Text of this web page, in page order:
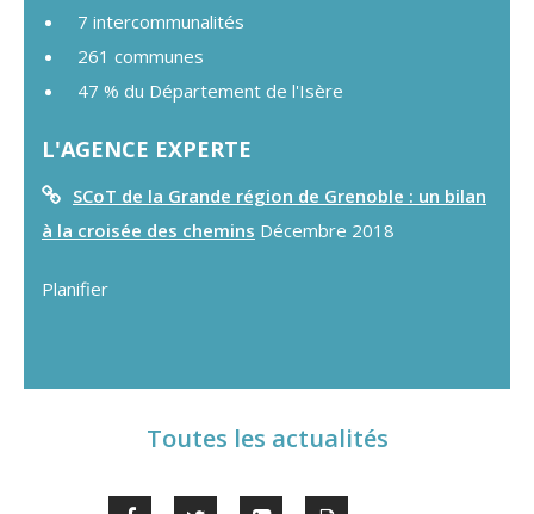
7 intercommunalités
261 communes
47 % du Département de l'Isère
L'AGENCE EXPERTE
SCoT de la Grande région de Grenoble : un bilan
à la croisée des chemins Décembre 2018
Planifier
Toutes les actualités